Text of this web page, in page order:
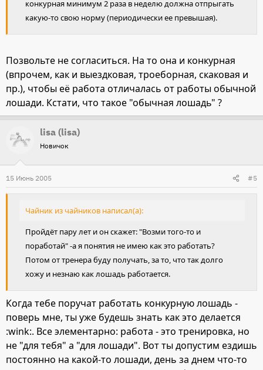
конкурная минимум 2 раза в неделю должна отпрыгать
какую-то свою норму (периодически ее превышая).
Позвольте не согласиться. На то она и конкурная
(впрочем, как и выездковая, троеборная, скаковая и
пр.), чтобы её работа отличалась от работы обычной
лошади. Кстати, что такое "обычная лошадь" ?
lisa (lisa)
Новичок
15 Июнь 2005 #5
Чайник из чайников написал(а):
Пройдёт пару лет и он скажет: "Возми того-то и
поработай" -а я понятия не имею как это работать?
Потом от тренера буду получать, за то, что так долго
хожу и незнаю как лошадь работается.
Когда тебе поручат работать конкурную лошадь -
поверь мне, ты уже будешь знать как это делается
:wink:. Все элементарно: работа - это тренировка, но
не "для тебя" а "для лошади". Вот ты допустим ездишь
постоянно на какой-то лошади, день за днем что-то